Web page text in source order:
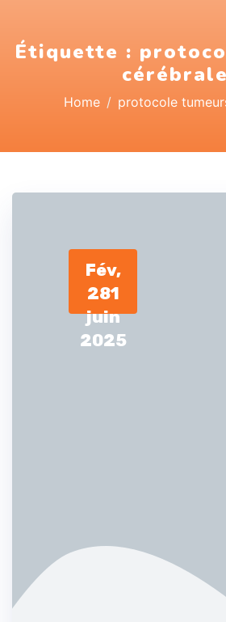
Étiquette :
Home protocole
Fév,
281
juin
2025